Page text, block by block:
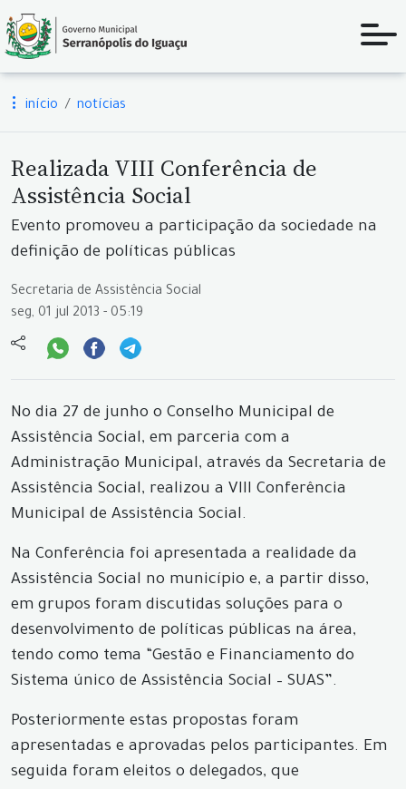
início notícias
Realizada VIII Conferência de
Assistência Social
Evento promoveu a participação da sociedade na
definição de políticas públicas
Secretaria de Assistência Social
seg, 01 jul 2013 - 05:19
No dia 27 de junho o Conselho Municipal de
Assistência Social, em parceria com a
Administração Municipal, através da Secretaria de
Assistência Social, realizou a VIII Conferência
Municipal de Assistência Social.
Na Conferência foi apresentada a realidade da
Assistência Social no município e, a partir disso,
em grupos foram discutidas soluções para o
desenvolvimento de políticas públicas na área,
tendo como tema “Gestão e Financiamento do
Sistema único de Assistência Social – SUAS”.
Posteriormente estas propostas foram
apresentadas e aprovadas pelos participantes. Em
seguida foram eleitos o delegados, que